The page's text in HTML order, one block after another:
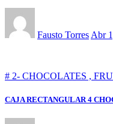
Fausto Torres Abr
# 2- CHOCOLATES ,
CAJA RECTANGULAR 4